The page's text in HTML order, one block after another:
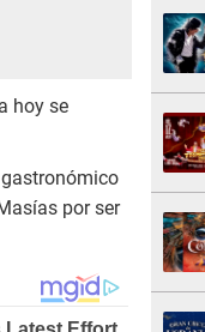
hoy se
por ser